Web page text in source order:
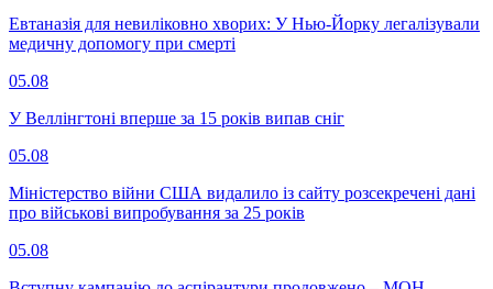
Евтаназія для невиліковно хворих: У Нью-Йорку легалізували
медичну допомогу при смерті
05.08
У Веллінгтоні вперше за 15 років випав сніг
05.08
Міністерство війни США видалило із сайту розсекречені дані
про військові випробування за 25 років
05.08